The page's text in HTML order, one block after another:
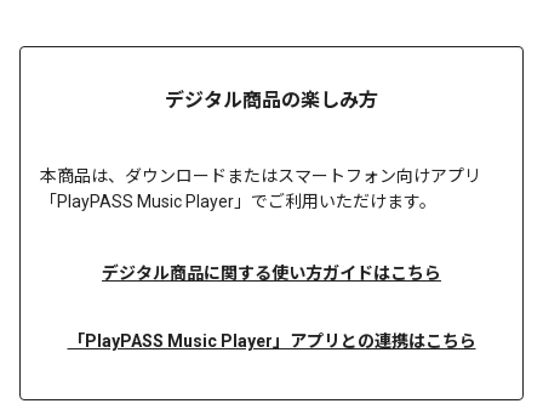
デジタル商品の楽しみ方
本商品は、 ダウンロードまたはスマートフォン向けアプリ
「PlayPASS Music Player」でご利用いただけます。
デジタル商品に関する使い方ガイドはこちら
「PlayPASS Music Player」アプリとの連携はこちら